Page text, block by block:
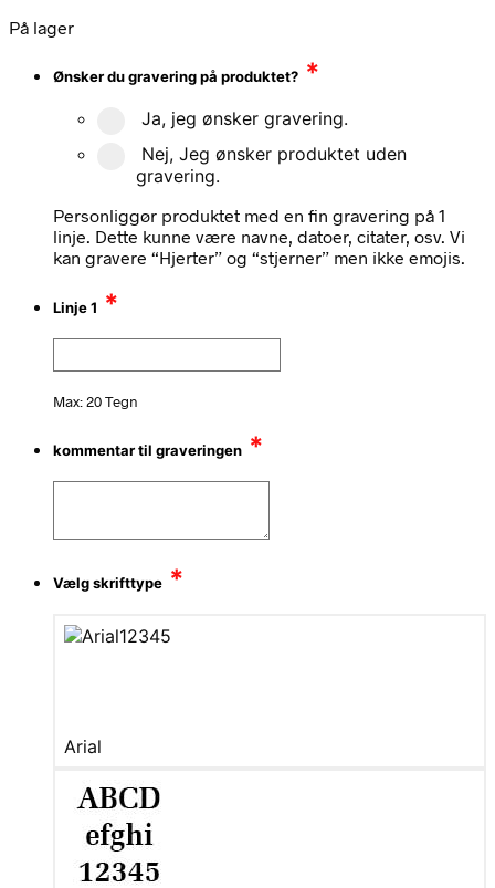
På lager
Ønsker du gravering på produktet? *
Ja, jeg ønsker gravering.
Nej, Jeg ønsker produktet uden
gravering.
Personliggør produktet med en fin gravering på 1
linje. Dette kunne være navne, datoer, citater, osv. Vi
kan gravere “Hjerter” og “stjerner” men ikke emojis.
Linje 1 *
Max: 20 Tegn
kommentar til graveringen *
Vælg skrifttype *
Arial